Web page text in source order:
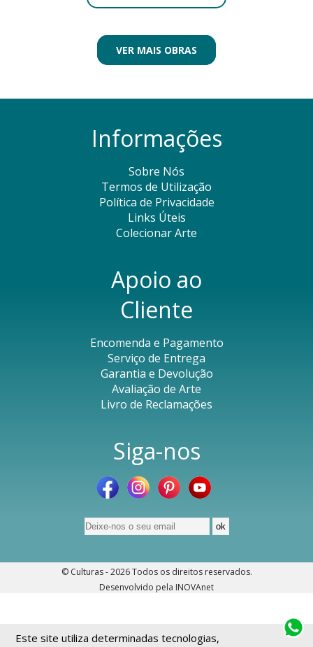
Este site utiliza determinadas tecnologias,
VER MAIS OBRAS
Informações
Sobre Nós
Termos de Utilização
Política de Privacidade
Links Úteis
Colecionar Arte
Apoio ao
Cliente
Encomenda e Pagamento
Serviço de Entrega
Garantia e Devolução
Avaliação de Arte
Livro de Reclamações
Siga-nos
© Culturas - 2026Todos os direitos reservados.
Desenvolvido pela INOVAnet